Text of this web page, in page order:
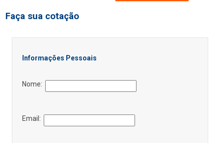
Faça sua cotação
Informações Pessoais
Nome:
Email: